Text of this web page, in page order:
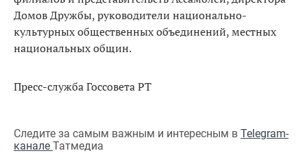
Домов Дружбы, руководители национально-
культурных общественных объединений, местных
национальных общин.
Пресс-служба Госсовета РТ
Следите за самым важным и интересным в Telegram-
канале Татмедиа